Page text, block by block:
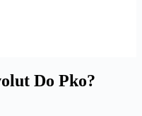
Do Pko?